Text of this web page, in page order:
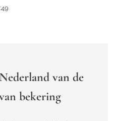
van de
bekering